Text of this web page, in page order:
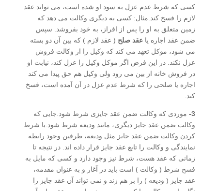
کسی که شرط عدم عزل به سود او شده است، می تواند عقد
لازم را فسخ کند.مثال: کسی به دیگری وکالت می دهد که
زمین متعلق به او را پس از افراز، به خود بفروشد. سپس
ضمن عقد اجاره یا عقد صلح ( عقد لازم ) که بین آن دو بسته
می شود، موکل تعهد می کند که وکیل را از وکالت فروش
عزل نکند. در این فرض اگر موکل وکیل را عزل کند، نیابت او
در فروش خانه از بین می رود ولی وکیل هم حق پیدا می کند
اجاره یا صلحی را که شرط عدم عزل در آن آمده است، فسخ
کند.
3- موردی که وکالت ضمن عقد جایزی شرط شود.جایی که
وکالت ضمن عقد جایز دیگری، مانند ودیعه شرط شود.با شرط
کردن وکالت ضمن عقد جایز مثل ودیعه، طرفین وجود رابطه
نمایندگی و وکالت را تابع عقد جایز قرار داده اند. در نتیجه تا
زمانی که عقد هست، شرط نیز وجود دارد و کسی که مایل به
فسخ شرط ( وکالت ) است باید در آغاز و به عنوان مقدمه،
عقد جایز ( ودیعه ) را بر هم زند و نمی تواند آن عقد جایز را